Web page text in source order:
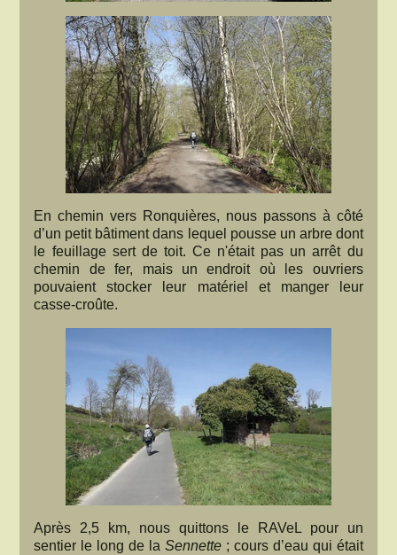
En chemin vers Ronquières, nous passons à côté
d’un petit bâtiment dans lequel pousse un arbre dont
le feuillage sert de toit. Ce n'était pas un arrêt du
chemin de fer, mais un endroit où les ouvriers
pouvaient stocker leur matériel et manger leur
casse-croûte.
Après 2,5 km, nous quittons le RAVeL pour un
sentier le long de la Sennette ; cours d’eau qui était